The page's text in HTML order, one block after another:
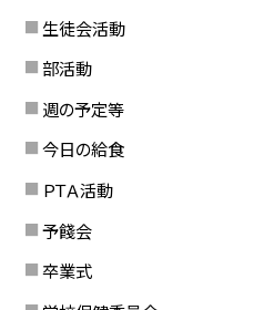
生徒会活動
部活動
週の予定等
今日の給食
ＰＴＡ活動
予餞会
卒業式